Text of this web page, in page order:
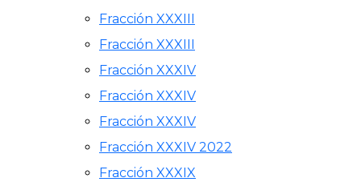
Fracción XXXIII
Fracción XXXIII
Fracción XXXIV
Fracción XXXIV
Fracción XXXIV
Fracción XXXIV 2022
Fracción XXXIX